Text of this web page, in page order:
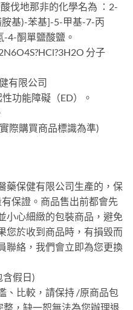
伐地那非的化學名為 ：2-
基)-苯基]-5-甲基-7-丙
4-酮單鹽酸鹽。
分子
有限公司
功能障礙（ED）。
際購買商品標識為準)
藥保健有限公司生產的，保
保證。商品售出前都會先
小心細緻的包裝商品，避免
您於收到商品時，有損毀而
聯絡，我們會立即為您更換
含假日)
、比較，請保持 /原商品包
，缺一恕無法為您辦理退